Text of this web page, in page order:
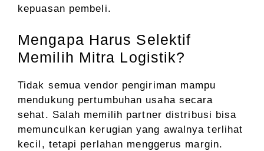
kepuasan pembeli.
Mengapa Harus Selektif
Memilih Mitra Logistik?
Tidak semua vendor pengiriman mampu
mendukung pertumbuhan usaha secara
sehat. Salah memilih partner distribusi bisa
memunculkan kerugian yang awalnya terlihat
kecil, tetapi perlahan menggerus margin.